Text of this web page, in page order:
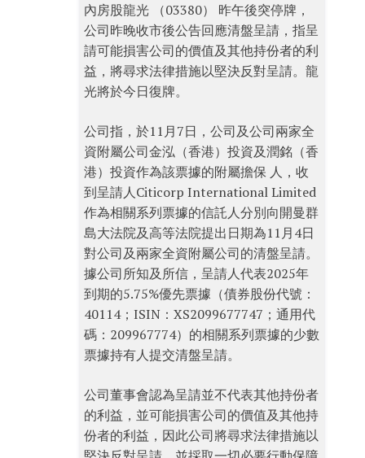
內房股龍光 （03380） 昨午後突停牌，
公司昨晚收市後公告回應清盤呈請，指呈
請可能損害公司的價值及其他持份者的利
益，將尋求法律措施以堅決反對呈請。龍
光將於今日復牌。
公司指，於11月7日，公司及公司兩家全
資附屬公司金泓（香港）投資及潤銘（香
港）投資作為該票據的附屬擔保 人，收
到呈請人Citicorp International Limited
作為相關系列票據的信託人分別向開曼群
島大法院及高等法院提出日期為11月4日
對公司及兩家全資附屬公司的清盤呈請。
據公司所知及所信，呈請人代表2025年
到期的5.75%優先票據（債券股份代號：
40114；ISIN：XS2099677747；通用代
碼：209967774）的相關系列票據的少數
票據持有人提交清盤呈請。
公司董事會認為呈請並不代表其他持份者
的利益，並可能損害公司的價值及其他持
份者的利益，因此公司將尋求法律措施以